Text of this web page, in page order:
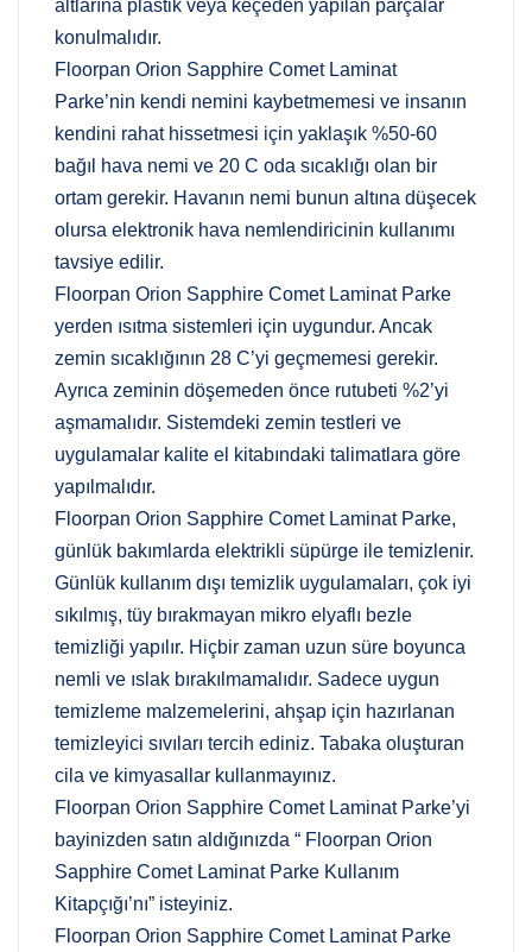
altlarına plastik veya keçeden yapılan parçalar
konulmalıdır.
Floorpan Orion Sapphire Comet Laminat
Parke’nin kendi nemini kaybetmemesi ve insanın
kendini rahat hissetmesi için yaklaşık %50-60
bağıl hava nemi ve 20 C oda sıcaklığı olan bir
ortam gerekir. Havanın nemi bunun altına düşecek
olursa elektronik hava nemlendiricinin kullanımı
tavsiye edilir.
Floorpan Orion Sapphire Comet Laminat Parke
yerden ısıtma sistemleri için uygundur. Ancak
zemin sıcaklığının 28 C’yi geçmemesi gerekir.
Ayrıca zeminin döşemeden önce rutubeti %2’yi
aşmamalıdır. Sistemdeki zemin testleri ve
uygulamalar kalite el kitabındaki talimatlara göre
yapılmalıdır.
Floorpan Orion Sapphire Comet Laminat Parke,
günlük bakımlarda elektrikli süpürge ile temizlenir.
Günlük kullanım dışı temizlik uygulamaları, çok iyi
sıkılmış, tüy bırakmayan mikro elyaflı bezle
temizliği yapılır. Hiçbir zaman uzun süre boyunca
nemli ve ıslak bırakılmamalıdır. Sadece uygun
temizleme malzemelerini, ahşap için hazırlanan
temizleyici sıvıları tercih ediniz. Tabaka oluşturan
cila ve kimyasallar kullanmayınız.
Floorpan Orion Sapphire Comet Laminat Parke’yi
bayinizden satın aldığınızda “ Floorpan Orion
Sapphire Comet Laminat Parke Kullanım
Kitapçığı’nı” isteyiniz.
Floorpan Orion Sapphire Comet Laminat Parke